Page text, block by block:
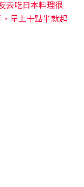
去吃日本料理很
早上十點半就起